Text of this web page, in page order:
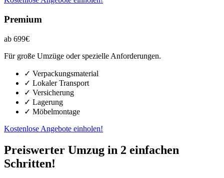
Premium
ab 699€
Für große Umzüge oder spezielle Anforderungen.
✓ Verpackungsmaterial
✓ Lokaler Transport
✓ Versicherung
✓ Lagerung
✓ Möbelmontage
Kostenlose Angebote einholen!
Preiswerter Umzug in 2 einfachen
Schritten!